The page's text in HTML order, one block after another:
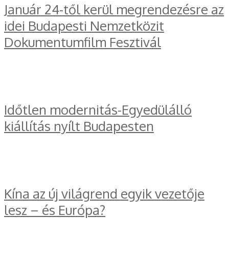
Január 24-től kerül megrendezésre az
idei Budapesti Nemzetközit
Dokumentumfilm Fesztivál
Időtlen modernitás-Egyedülálló
kiállítás nyílt Budapesten
Kína az új világrend egyik vezetője
lesz – és Európa?